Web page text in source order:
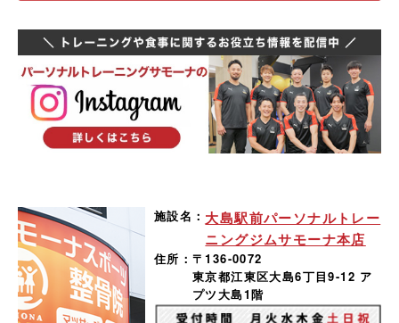
施設名： 大島駅前パーソナルトレー
ニングジムサモーナ本店
住所： 〒136-0072
東京都江東区大島6丁目9-12 ア
プツ大島1階